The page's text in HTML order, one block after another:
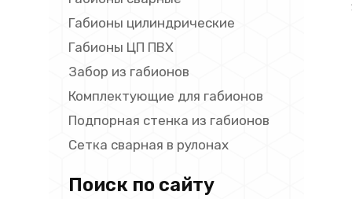
Габионы цилиндрические
Габионы ЦП ПВХ
Забор из габионов
Комплектующие для габионов
Подпорная стенка из габионов
Сетка сварная в рулонах
Поиск по сайту